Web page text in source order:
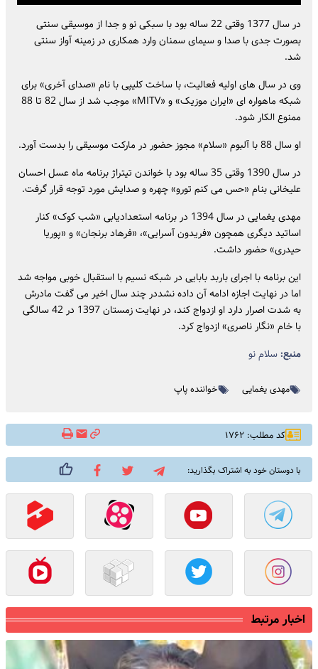
در سال 1377 وقتی 22 ساله بود با سبکی نو و جدا از موسیقی سنتی
بصورت جدی با صدا و سیمای سمنان وارد همکاری در زمینه آواز سنتی
شد.
وی در سال های اولیه فعالیت، با ساخت کلیپی با نام «صدای آخری» برای
شبکه ماهواره ای «ایران موزیک» و «MITV» موجب شد از سال 82 تا 88
ممنوع الکار شود.
او سال 88 با آلبوم «سلام» مجوز حضور در مارکت موسیقی را بدست آورد.
در سال 1390 وقتی 35 ساله بود با خواندن تیتراژ برنامه ماه عسل احسان
علیخانی بنام «حس می‌ کنم تورو» چهره و صدایش مورد توجه قرار گرفت.
مهدی یغمایی در سال 1394 در برنامه استعدادیابی «شب کوک» کنار
اساتید دیگری همچون «فریدون آسرایی»، «فرهاد برنجان» و «پوریا
حیدری» حضور داشت.
این برنامه با اجرای باربد بابایی در شبکه نسیم با استقبال خوبی مواجه شد
اما در نهایت اجازه ادامه آن داده نشددر چند سال اخیر می گفت مادرش
به شدت اصرار دارد او ازدواج کند، در نهایت زمستان 1397 در 42 سالگی
با خام «نگار ناصری» ازدواج کرد.
منبع:سلام نو
مهدی یغمایی خواننده پاپ
کد مطلب: ۱۷۶۲
با دوستان خود به اشتراک بگذارید:
اخبار مرتبط